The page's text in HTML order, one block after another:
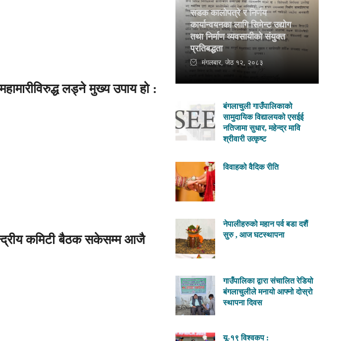
लड्ने मुख्य उपाय हो :
कमिटी बैठक सकेसम्म आजै
सडक कालोपत्रे र निर्णय
कार्यान्वयनका लागि सिमेन्ट उद्योग
तथा निर्माण व्यवसायीको संयुक्त
प्रतिबद्धता
मंगलबार, जेठ १२, २०८३
बंगलाचुली गाउँपालिकाको
सामुदायिक विद्यालयको एसईई
नतिजामा सुधार, महेन्द्र मावि
श्रीवारी उत्कृष्ट
विवाहको वैदिक रीति
नेपालीहरुको महान पर्व बडा दशैं
सुरु , आज घटस्थापना
गाउँपालिका द्वारा संचालित रेडियो
बंगलाचुलीले मनायो आफ्नो दोस्रो
स्थापना दिवस
यू-१९ विश्वकप :